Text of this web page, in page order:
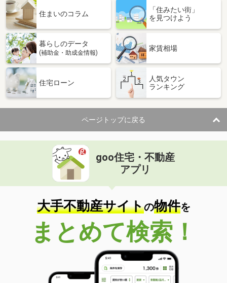
価 格
13億8,000万円
東京都港区元麻布３
専有面積 154.62m²
間取り
東京都渋谷区恵比寿南３
6,390万円
住 所
東京都渋谷区恵比寿南３
専有面積 41.78m²
間取り
1LDK
東京都港区高輪２
価 格
1億9,280万円
住 所
東京都港区高輪２
専有面積 78.56m²
間取り
3LDK
東京都港区麻布台２
価 格
4億7,800万円
東京都港区麻布台２
119.63m²
間取り
2LDK
住まいのコラム
「住みたい街」
を見つけよう
暮らしのデータ
(補助金・助成金情報)
家賃相場
住宅ローン
人気タウン
ランキング
ページトップに戻る
goo住宅・不動産
アプリ
大手不動産サイトの物件を
まとめて検索！